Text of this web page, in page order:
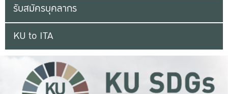
รับสมัครบุคลากร
KU to ITA